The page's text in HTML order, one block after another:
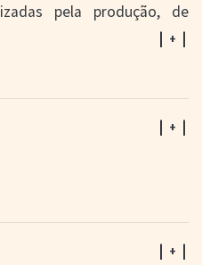
pela produção, de
Lucio Costa, desde os
mm adquirida em viagem
e de vasto material de
este documentário
de inúmeros materiais
| + |
| + |
| + |